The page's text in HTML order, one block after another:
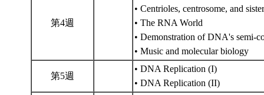
第4週
• Centrioles, centrosome, and
• The RNA World
• Demonstration of DNA's semi-
• Music and molecular biology
第5週
• DNA Replication (I)
• DNA Replication (II)